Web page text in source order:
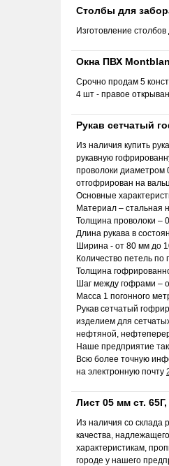
Столбы для
Изготовление
Окна ПВХ
Срочно продам 5
4 шт - правое
Рукав сетчатый
Из наличия купить
рукавную
проволоки диаметром
отгофрирован на
Основные
Материал – стальная
Толщина проволоки –
Длина рукава в
Ширина - от 80 мм до
Количество петель
Толщина
Шаг между гофрами –
Масса 1 погонного
Рукав сетчатый
изделием для
нефтяной,
Наше предприятие
Всю более точную
на электронную почту
Лист 05 мм ст.
Из наличия со склада
качества,
характеристикам,
городе у нашего